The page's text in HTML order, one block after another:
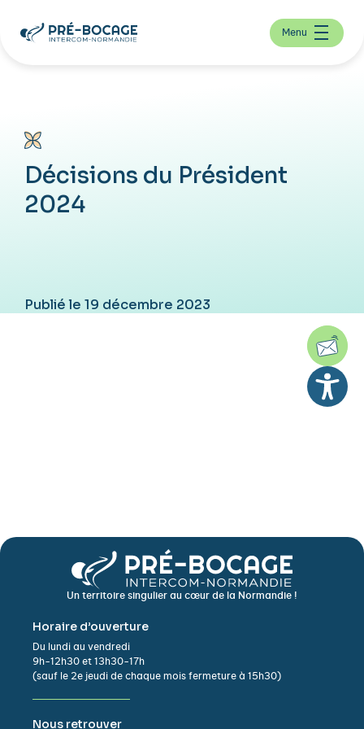
Menu
Décisions du Président
2024
Publié le 19 décembre 2023
Un territoire singulier au cœur de la Normandie !
Horaire d’ouverture
Du lundi au vendredi
9h-12h30 et 13h30-17h
(sauf le 2e jeudi de chaque mois fermeture à 15h30)
Nous retrouver